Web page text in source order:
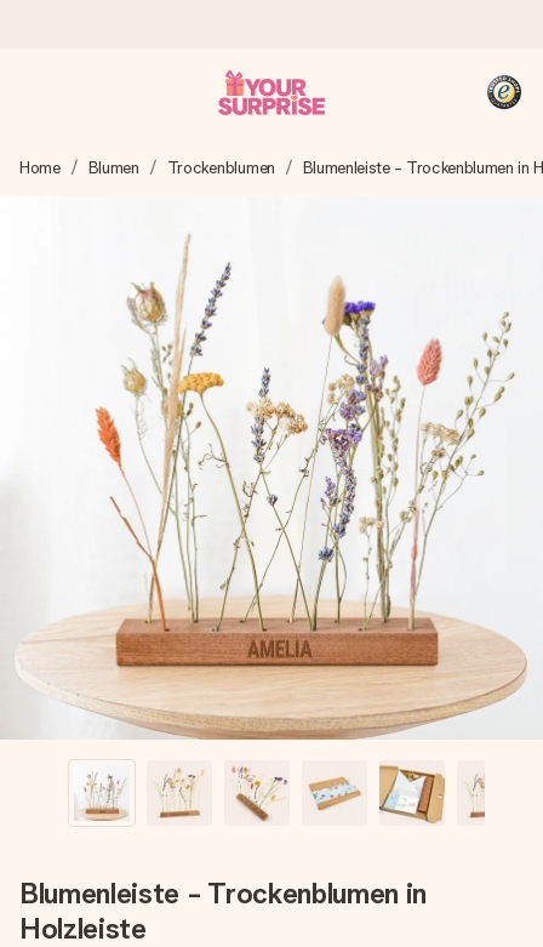
Wir bereiten dein Geschenk sorgfältig vor und schicken es
4,8 (basierend auf +15.000 Bewertungen)
Unsere Geschenke begeistern. Kunden bewerten uns mit
4,8 bei Google Reviews (Gesamtergebnis aller Länder, in
die wir versenden).
+49 39292 929695
Montag - Freitag : 8:30 - 17:00 Uhr
Samstag - Sonntag : 8:30 - 13:00 Uhr
Home Blumen Trockenblumen Blumenleiste - Trockenblumen in
Blumenleiste - Trockenblumen in
Holzleiste